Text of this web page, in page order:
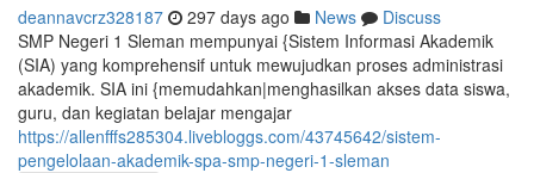
deannavcrz328187 297 days ago News
Discuss
SMP Negeri 1 Sleman mempunyai {Sistem Informasi Akademik
(SIA) yang komprehensif untuk mewujudkan proses administrasi
akademik. SIA ini {memudahkan|menghasilkan akses data siswa,
guru, dan kegiatan belajar mengajar
https://allenfffs285304.livebloggs.com/43745642/sistem-
pengelolaan-akademik-spa-smp-negeri-1-sleman